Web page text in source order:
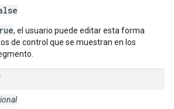
, el usuario puede editar esta forma
de control que se muestran en los